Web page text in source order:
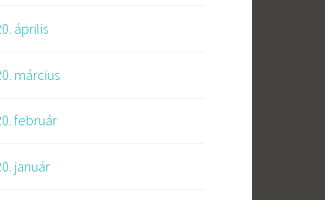
április
március
február
január